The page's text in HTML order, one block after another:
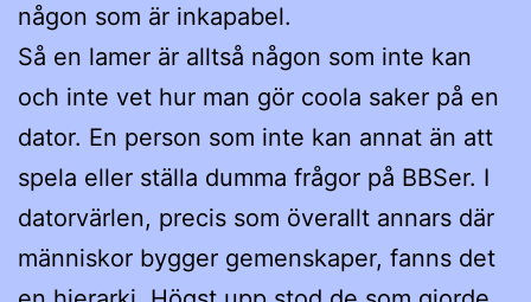
någon som är inkapabel.
Så en lamer är alltså någon som inte kan
och inte vet hur man gör coola saker på en
dator. En person som inte kan annat än att
spela eller ställa dumma frågor på BBSer. I
datorvärlen, precis som överallt annars där
människor bygger gemenskaper, fanns det